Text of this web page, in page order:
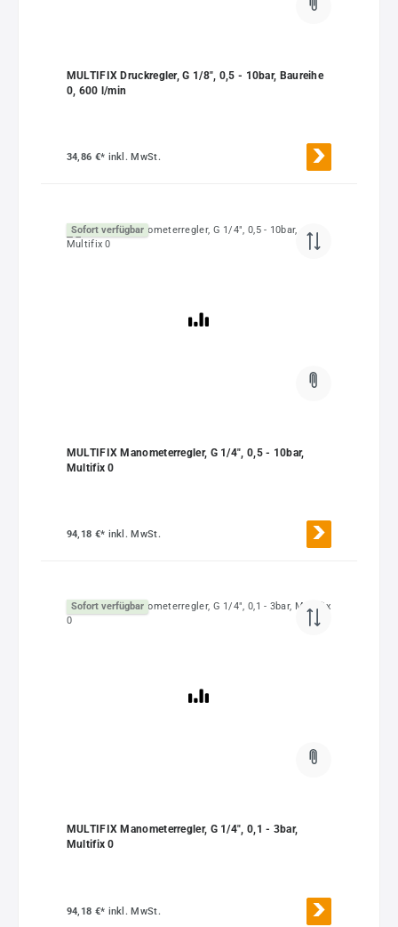
MULTIFIX Druckregler, G 1/8", 0,5 - 10bar, Baureihe
0, 600 l/min
34,86 €* inkl. MwSt.
Sofort verfügbar
MULTIFIX Manometerregler, G 1/4", 0,5 - 10bar,
Multifix 0
94,18 €* inkl. MwSt.
Sofort verfügbar
MULTIFIX Manometerregler, G 1/4", 0,1 - 3bar,
Multifix 0
94,18 €* inkl. MwSt.